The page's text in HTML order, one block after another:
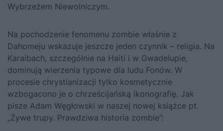
Wybrzeżem Niewolniczym.
Na pochodzenie fenomenu zombie właśnie z
Dahomeju wskazuje jeszcze jeden czynnik – religia. Na
Karaibach, szczególnie na Haiti i w Gwadelupie,
dominują wierzenia typowe dla ludu Fonów. W
procesie chrystianizacji tylko kosmetycznie
wzbogacono je o chrześcijańską ikonografię. Jak
pisze Adam Węgłowski w naszej nowej książce pt.
„Żywe trupy. Prawdziwa historia zombie”: